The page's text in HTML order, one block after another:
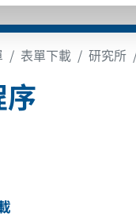
表單下載 研究所